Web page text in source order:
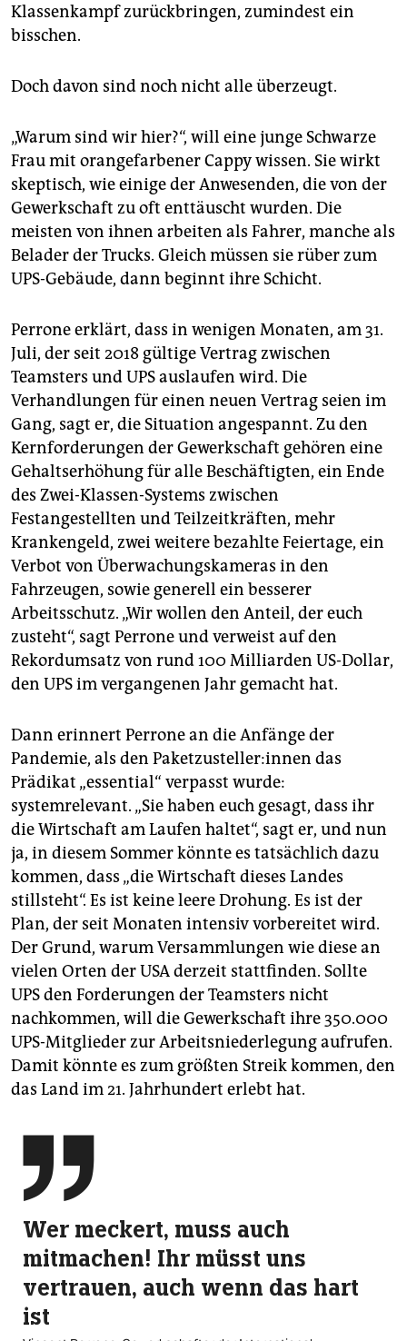
Klassenkampf zurückbringen, zumindest ein
bisschen.
Doch davon sind noch nicht alle überzeugt.
„Warum sind wir hier?“, will eine junge Schwarze
Frau mit orangefarbener Cappy wissen. Sie wirkt
skeptisch, wie einige der Anwesenden, die von der
Gewerkschaft zu oft enttäuscht wurden. Die
meisten von ihnen arbeiten als Fahrer, manche als
Belader der Trucks. Gleich müssen sie rüber zum
UPS-Gebäude, dann beginnt ihre Schicht.
Perrone erklärt, dass in wenigen Monaten, am 31.
Juli, der seit 2018 gültige Vertrag zwischen
Teamsters und UPS auslaufen wird. Die
Verhandlungen für einen neuen Vertrag seien im
Gang, sagt er, die Situation angespannt. Zu den
Kernforderungen der Gewerkschaft gehören eine
Gehaltserhöhung für alle Beschäftigten, ein Ende
des Zwei-Klassen-Systems zwischen
Festangestellten und Teilzeitkräften, mehr
Krankengeld, zwei weitere bezahlte Feiertage, ein
Verbot von Überwachungskameras in den
Fahrzeugen, sowie generell ein besserer
Arbeitsschutz. „Wir wollen den Anteil, der euch
zusteht“, sagt Perrone und verweist auf den
Rekordumsatz von rund 100 Milliarden US-Dollar,
den UPS im vergangenen Jahr gemacht hat.
Dann erinnert Perrone an die Anfänge der
Pandemie, als den Pa­ket­zu­stel­le­r:in­nen das
Prädikat „essential“ verpasst wurde:
systemrelevant. „Sie haben euch gesagt, dass ihr
die Wirtschaft am Laufen haltet“, sagt er, und nun
ja, in diesem Sommer könnte es tatsächlich dazu
kommen, dass „die Wirtschaft dieses Landes
stillsteht“. Es ist keine leere Drohung. Es ist der
Plan, der seit Monaten intensiv vorbereitet wird.
Der Grund, warum Versammlungen wie diese an
vielen Orten der USA derzeit stattfinden. Sollte
UPS den Forderungen der Teamsters nicht
nachkommen, will die Gewerkschaft ihre 350.000
UPS-Mitglieder zur Arbeitsniederlegung aufrufen.
Damit könnte es zum größten Streik kommen, den
das Land im 21. Jahrhundert erlebt hat.

Wer meckert, muss auch
mitmachen! Ihr müsst uns
vertrauen, auch wenn das hart
ist